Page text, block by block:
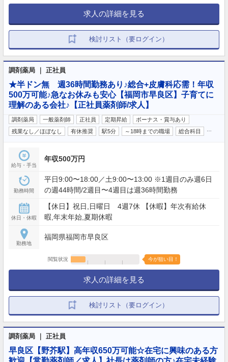
求人の詳細を見る
検討リスト（要ログイン）
調剤薬局 ｜ 正社員
★半ドン無 週36時間勤務あり♪総合+皮膚科応需！年収
500万可能♪急なお休みも安心【福岡市早良区】子育てに
理解のある会社♪【正社員薬剤師/求人】
調剤薬局 一般薬剤師 正社員 定期昇給
ボーナス・賞与あり
残業なし／ほぼなし
有休推奨 駅5分 ～18時までの職場 総合科目
給与・手当
年収500万円
勤務時間
平日9:00〜18:00／土9:00〜13:00 ※1週目のみ週6日
の週44時間/2週目〜4週目は週36時間勤務
休日・休暇
【休日】祝日,日曜日 4週7休 【休暇】年次有給休
暇,年末年始,夏期休暇
勤務地
福岡県福岡市早良区
閲覧状況 今が狙い目！
求人の詳細を見る
検討リスト（要ログイン）
調剤薬局 ｜ 正社員
早良区【野芥駅】高年収650万可能☆在宅に興味のある方